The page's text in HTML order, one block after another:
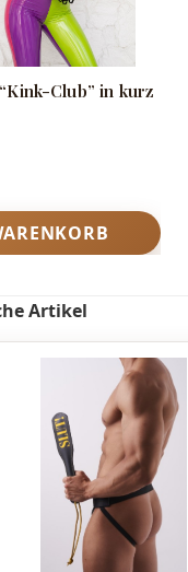
Club” in kurz
Preis:
überspringen
Artikel